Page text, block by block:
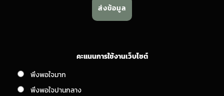
คะแนนการใช้งานเว็บไซต์
พึงพอใจมาก
พึงพอใจปานกลาง